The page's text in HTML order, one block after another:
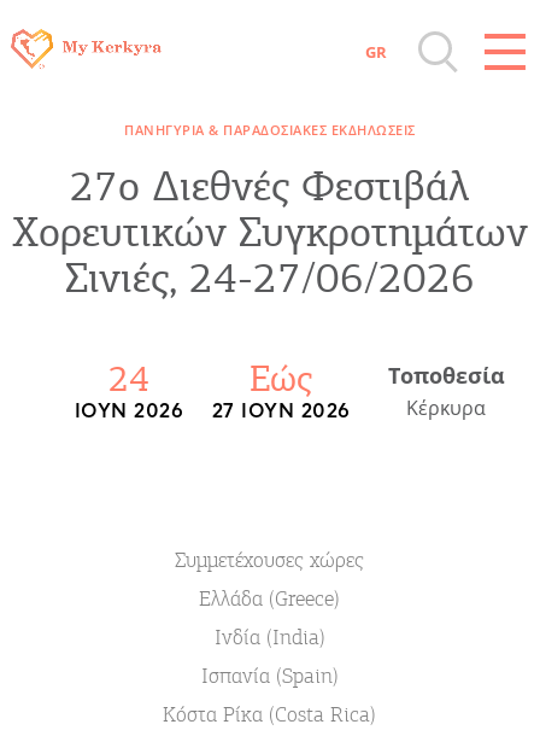
Αξιοθέατα, Αγορά
Παραλίες, Φύση
Δραστηριότητες για Μεγάλους & Παιδιά
Φαγητό, Ποτό, Διασκέδαση
GR
ΠΑΝΗΓΎΡΙΑ & ΠΑΡΑΔΟΣΙΑΚΈΣ ΕΚΔΗΛΏΣΕΙΣ
27ο Διεθνές Φεστιβάλ
Χορευτικών Συγκροτημάτων
Σινιές, 24-27/06/2026
24
ΙΟΎΝ 2026
Εώς
27 ΙΟΎΝ 2026
Τοποθεσία
Κέρκυρα
Συμμετέχουσες χώρες
Ελλάδα (Greece)
Ινδία (India)
Ισπανία (Spain)
Κόστα Ρίκα (Costa Rica)